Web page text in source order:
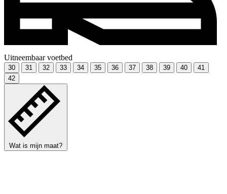
Uitneembaar voetbed
30 31 32 33 34 35 36 37 38 39 40
41
42
Wat is mijn maat?